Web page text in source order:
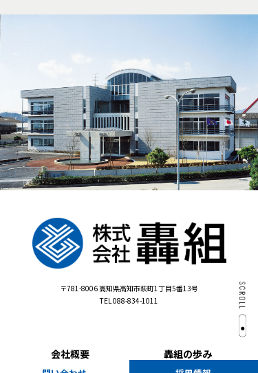
〒781-8006高知県高知市萩町1丁目5番13号
TEL 088-834-1011
会社概要 轟組の歩み